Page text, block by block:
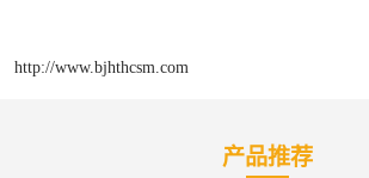
http://www.bjhthcsm.com
产品推荐